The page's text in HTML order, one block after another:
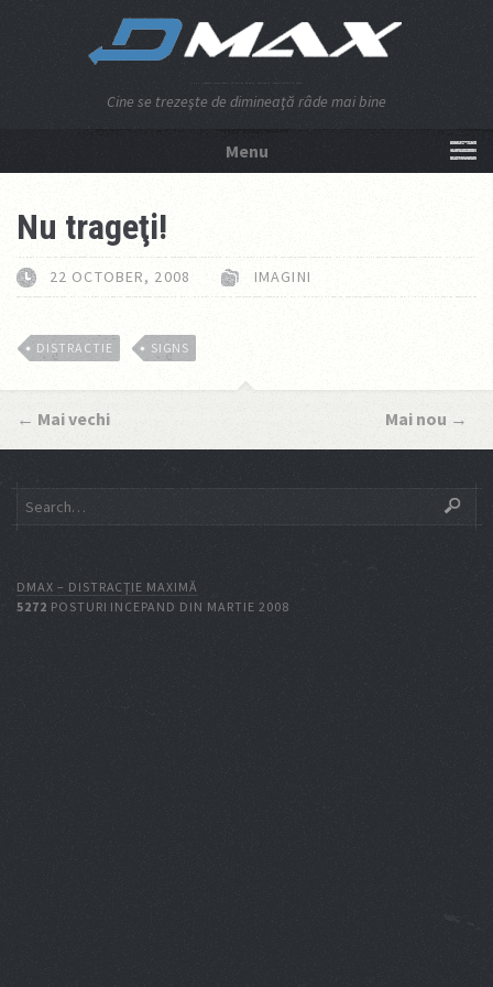
Cine se trezeşte de dimineaţă râde mai bine
Menu
Nu trageţi!
22 OCTOBER, 2008 IMAGINI
DISTRACTIE SIGNS
← Mai vechi Mai nou →
DMAX – DISTRACŢIE MAXIMĂ
5272 POSTURI INCEPAND DIN MARTIE 2008